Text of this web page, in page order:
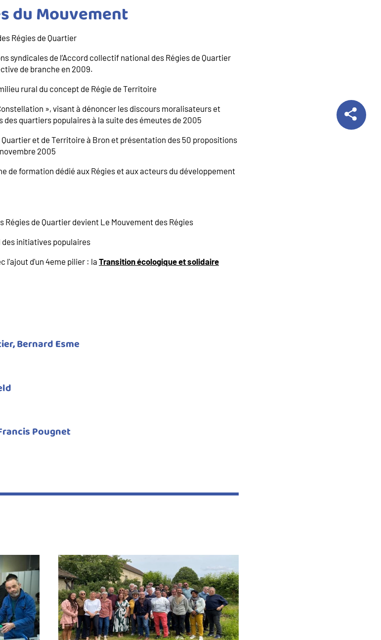
du Mouvement
Régies de Quartier
syndicales de l’Accord collectif national des Régies de Quartier
de branche en 2009.
rural du concept de Régie de Territoire
», visant à dénoncer les discours moralisateurs et
quartiers populaires à la suite des émeutes de 2005
et de Territoire à Bron et présentation des 50 propositions
2005
de formation dédié aux Régies et aux acteurs du développement
de Quartier devient Le Mouvement des Régies
des initiatives populaires
l'ajout d'un 4eme pilier : laTransition écologique et solidaire
Bernard Esme
Pougnet